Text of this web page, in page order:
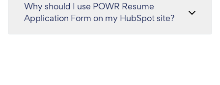
Why should I use POWR Resume
Application Form on my HubSpot site?